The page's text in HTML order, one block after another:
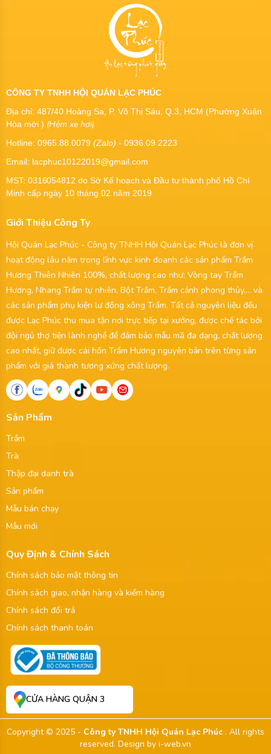
CÔNG TY TNHH HỘI QUÁN LẠC PHÚC
Địa chỉ: 487/40 Hoàng Sa, P. Võ Thị Sáu, Q.3, HCM (Phường Xuân
Hòa mới ) (Hẻm xe hơi)
Hotline: 0965.88.0079 (Zalo) - 0936.09.2223
Email: lacphuc10122019@gmail.com
MST: 0316054812 do Sở Kế hoạch và Đầu tư thành phố Hồ Chí
Minh cấp ngày 10 tháng 02 năm 2019
Giới Thiệu Công Ty
Hội Quán Lạc Phúc - Công ty TNHH Hội Quán Lạc Phúc là đơn vị
hoạt động lâu năm trong lĩnh vực kinh doanh các sản phẩm Trầm
Hương Thiên Nhiên 100%, chất lượng cao như: Vòng tay Trầm
Hương, Nhang Trầm tự nhiên, Bột Trầm, Trầm cảnh phong thủy,... và
các sản phẩm phụ kiện lư đồng xông Trầm. Tất cả nguyên liệu đều
được Lạc Phúc thu mua tận nơi trực tiếp tại xưởng, được chế tác bởi
đội ngủ thợ tiện lành nghề để đảm bảo mẫu mã đa dạng, chất lượng
cao nhất, giữ được cái hồn Trầm Hương nguyên bản trên từng sản
phẩm với giá thành tương xứng chất lượng.
Sản Phẩm
Trầm
Trà
Thập đại danh trà
Sản phẩm
Mẫu bán chạy
Mẫu mới
Quy Định & Chính Sách
Chính sách bảo mật thông tin
Chính sách giao, nhận hàng và kiểm hàng
Chính sách đổi trả
Chính sách thanh toán
CỬA HÀNG QUẬN 3
Copyright © 2025 - Công ty TNHH Hội Quán Lạc Phúc . All rights
reserved. Design by i-web.vn